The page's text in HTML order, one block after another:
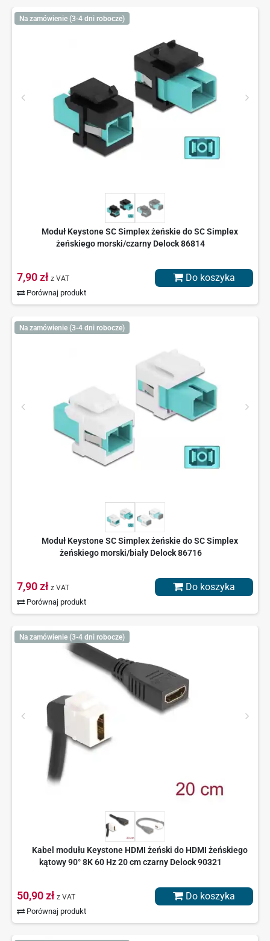
Na zamówienie (3-4 dni robocze)
Moduł Keystone SC Simplex żeńskie do SC Simplex
żeńskiego morski/czarny Delock 86814
7,90 zł z VAT
Porównaj produkt
Do koszyka
Na zamówienie (3-4 dni robocze)
Moduł Keystone SC Simplex żeńskie do SC Simplex
żeńskiego morski/biały Delock 86716
7,90 zł z VAT
Porównaj produkt
Do koszyka
Na zamówienie (3-4 dni robocze)
Kabel modułu Keystone HDMI żeński do HDMI żeńskiego
kątowy 90° 8K 60 Hz 20 cm czarny Delock 90321
50,90 zł z VAT
Porównaj produkt
Do koszyka